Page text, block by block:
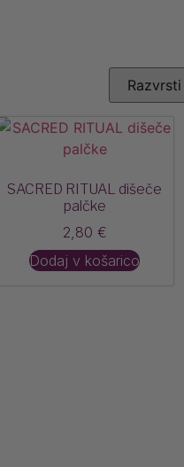
SACRED RITUAL dišeče
palčke
2,80 €
Dodaj v košarico